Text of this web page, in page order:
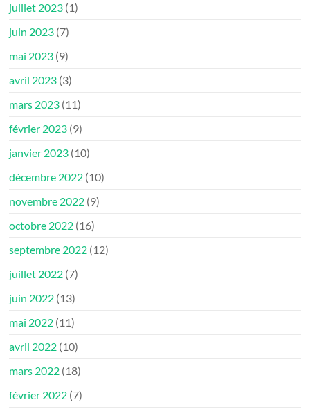
juillet 2023 (1)
juin 2023 (7)
mai 2023 (9)
avril 2023 (3)
mars 2023 (11)
février 2023 (9)
janvier 2023 (10)
décembre 2022 (10)
novembre 2022 (9)
octobre 2022 (16)
septembre 2022 (12)
juillet 2022 (7)
juin 2022 (13)
mai 2022 (11)
avril 2022 (10)
mars 2022 (18)
février 2022 (7)